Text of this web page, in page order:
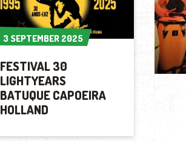
3 SEPTEMBER 2025
3 SEPTEMBER 2025
FESTIVAL 30
LIGHTYEARS
BATUQUE CAPOEIRA
HOLLAND